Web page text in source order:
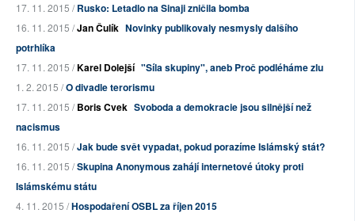
17. 11. 2015 /Rusko: Letadlo na Sinaji zničila bomba
16. 11. 2015 /Jan Čulík Novinky publikovaly nesmysly dalšího
potrhlíka
17. 11. 2015 /Karel Dolejší "Síla skupiny", aneb Proč podléháme zlu
1. 2. 2015 /O divadle terorismu
17. 11. 2015 /Boris Cvek Svoboda a demokracie jsou silnější než
nacismus
16. 11. 2015 /Jak bude svět vypadat, pokud porazíme Islámský stát?
16. 11. 2015 /Skupina Anonymous zahájí internetové útoky proti
Islámskému státu
4. 11. 2015 /Hospodaření OSBL za říjen 2015